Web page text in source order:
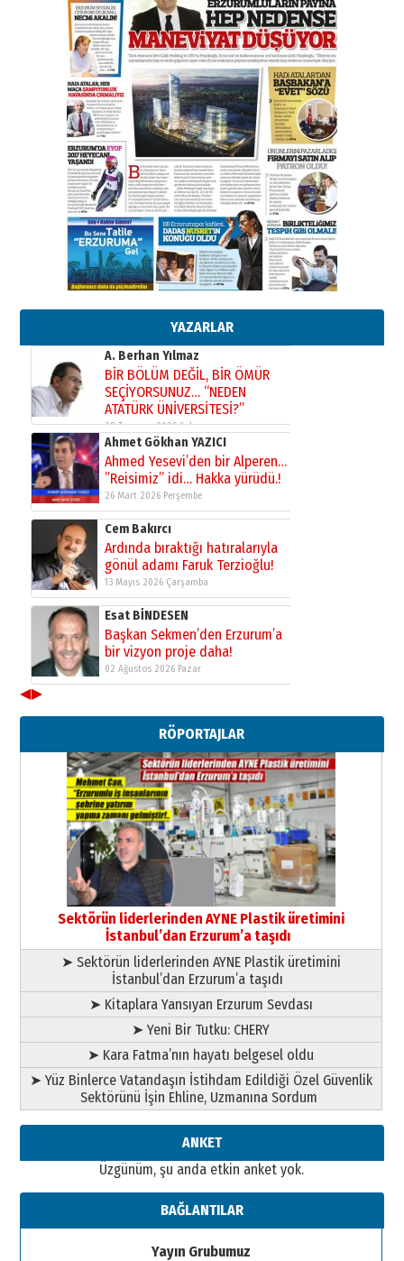
YAZARLAR
Esat BİNDESEN
Başkan Sekmen’den Erzurum’a
bir vizyon proje daha!
02 Ağustos 2026 Pazar
Kadir SABUNCUOĞLU
Erzurumspor’un köşe taşları
29 Haziran 2026 Pazartesi
Kenan GÜLERCİ
Murat Şahsuvaroğlu ERKON’da
çıtayı yukarı taşırken,
yönetimdekiler aşağı
çekmemeli!
17 Şubat 2026 SalıOrhan BOZKURT
Bir fotoğraf, bir şehir, bir
gazeteci… Dizginler kimin
A. Berhan Yılmaz
BİR BÖLÜM DEĞİL, BİR ÖMÜR
SEÇİYORSUNUZ… “NEDEN
ATATÜRK ÜNİVERSİTESİ?”
28 Temmuz 2026 Salı
Ahmet Gökhan YAZICI
Ahmed Yesevi’den bir Alperen…
”Reisimiz” idi… Hakka yürüdü.!
26 Mart 2026 Perşembe
Cem Bakırcı
Ardında bıraktığı hatıralarıyla
gönül adamı Faruk Terzioğlu!
13 Mayıs 2026 Çarşamba
Esat BİNDESEN
Başkan Sekmen’den Erzurum’a
bir vizyon proje daha!
02 Ağustos 2026 Pazar
Erzurumspor’un köşe taşları
29 Haziran 2026 Pazartesi
Kenan GÜLERCİ
Murat Şahsuvaroğlu ERKON’da
çıtayı yukarı taşırken,
yönetimdekiler aşağı
çekmemeli!
17 Şubat 2026 Salı Orhan BOZKURT
Bir fotoğraf, bir şehir, bir
gazeteci… Dizginler kimin
elinde?
A. Berhan Yılmaz
BİR BÖLÜM DEĞİL, BİR ÖMÜR
SEÇİYORSUNUZ… “NEDEN
ATATÜRK ÜNİVERSİTESİ?”
28 Temmuz 2026 Salı
Ahmet Gökhan YAZICI
Ahmed Yesevi’den bir Alperen…
”Reisimiz” idi… Hakka yürüdü.!
26 Mart 2026 Perşembe
gönül adamı Faruk Terzioğlu!
Başkan Sekmen’den Erzurum’a
◀▶
RÖPORTAJLAR
Sektörün liderlerinden AYNE Plastik üretimini
İstanbul’dan Erzurum’a taşıdı
➤ Sektörün liderlerinden AYNE Plastik üretimini
İstanbul’dan Erzurum’a taşıdı
➤ Kitaplara Yansıyan Erzurum Sevdası
➤ Yeni Bir Tutku: CHERY
➤ Kara Fatma’nın hayatı belgesel oldu
➤ Yüz Binlerce Vatandaşın İstihdam Edildiği Özel Güvenlik
Sektörünü İşin Ehline, Uzmanına Sordum
ANKET
Üzgünüm, şu anda etkin anket yok.
BAĞLANTILAR
Yayın Grubumuz